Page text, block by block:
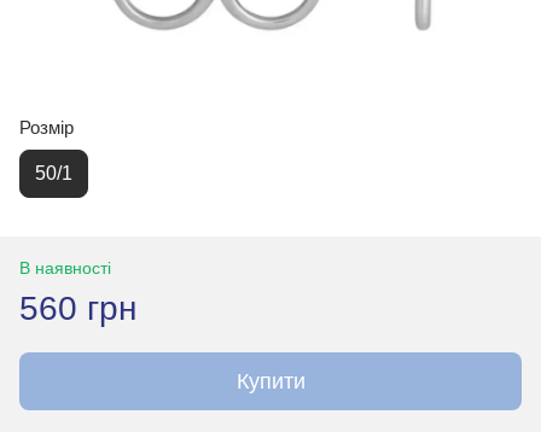
Розмір
50/1
В наявності
560 грн
Купити